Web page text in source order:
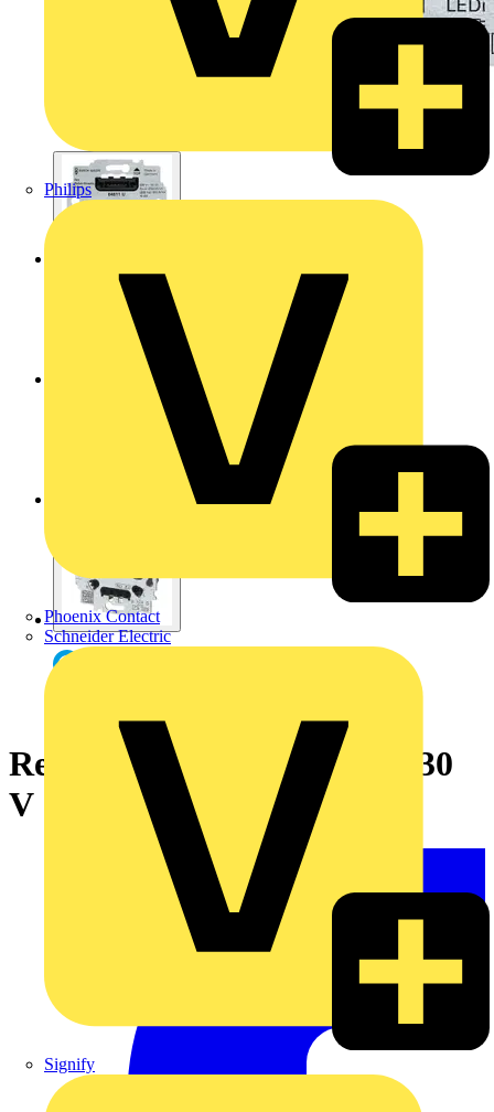
Philips
Phoenix Contact
Schneider Electric
Signify
Relais-Einsatz flex 1-fach 230
V